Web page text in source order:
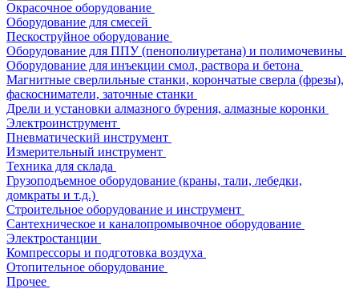
Окрасочное оборудование
Оборудование для смесей
Пескоструйное оборудование
Оборудование для ППУ (пенополиуретана) и полимочевины
Оборудование для инъекции смол, раствора и бетона
Магнитные сверлильные станки, корончатые сверла (фрезы),
фаскосниматели, заточные станки
Дрели и установки алмазного бурения, алмазные коронки
Электроинструмент
Пневматический инструмент
Измерительный инструмент
Техника для склада
Грузоподъемное оборудование (краны, тали, лебедки,
домкраты и т.д.)
Строительное оборудование и инструмент
Сантехническое и каналопромывочное оборудование
Электростанции
Компрессоры и подготовка воздуха
Отопительное оборудование
Прочее